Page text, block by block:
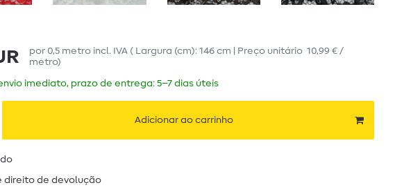
por 0,5 metro incl. IVA ( Largura (cm): 146 cm | Preço unitário 10,99 € /
metro)
imediato, prazo de entrega: 5–7 dias úteis
Adicionar ao carrinho
direito de devolução